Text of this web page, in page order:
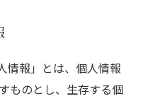
情報」とは、個人情報
ものとし、生存する個